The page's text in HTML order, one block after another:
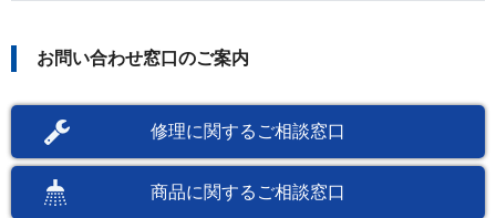
お問い合わせ窓口のご案内
修理に関するご相談窓口
商品に関するご相談窓口